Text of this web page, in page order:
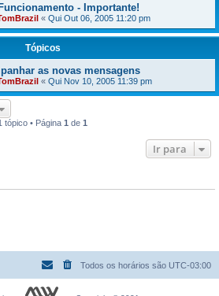
- Importante!
« Qui Out 06, 2005 11:20 pm
Tópicos
as novas mensagens
« Qui Nov 10, 2005 11:39 pm
tópico • Página 1 de 1
Ir para
Todos os horários são UTC-03:00